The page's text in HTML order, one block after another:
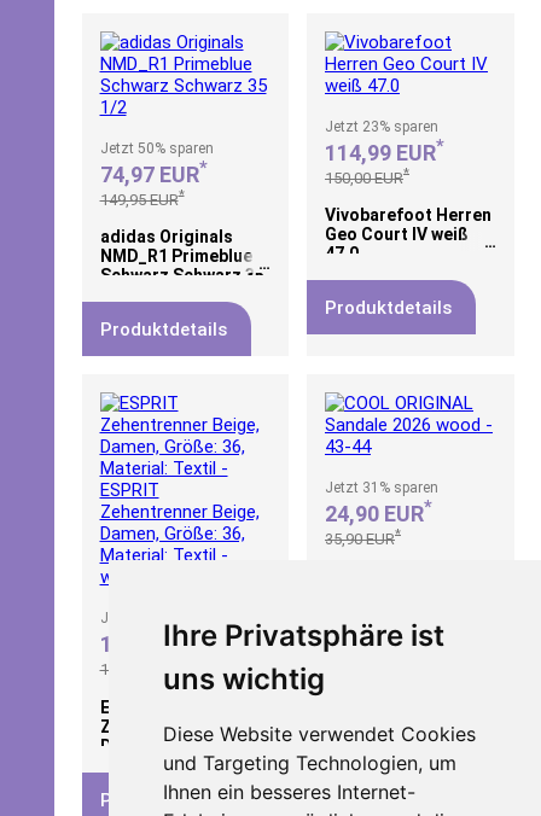
Ihre Privatsphäre ist
uns wichtig
Diese Website verwendet Cookies
und Targeting Technologien, um
Ihnen ein besseres Internet-
Jetzt 50%sparen
74,97 EUR*
149,95 EUR*
adidas Originals
NMD_R1 Primeblue
Schwarz Schwarz 35
Produktdetails
Jetzt 23% sparen
114,99 EUR*
150,00 EUR*
Vivobarefoot Herren
Geo Court IV weiß
47.0
Produktdetails
Jetzt
13,99 EUR*
19,99 EUR
ESPRIT
Zehentrenner Beige,
Damen, Größe: 36,
Material: Textil -
Zehentrenner Beige,
Produktdetails
Jetzt 31% sparen
24,90 EUR*
35,90 EUR*